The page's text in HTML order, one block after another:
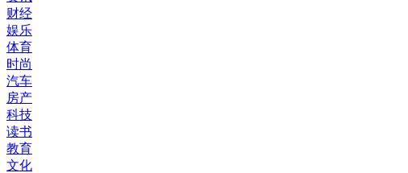
财经
娱乐
体育
时尚
汽车
房产
科技
读书
教育
文化